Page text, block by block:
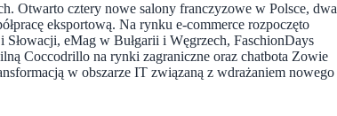
Otwarto cztery nowe salony franczyzowe w Polsce, dwa
eksportową. Na rynku e-commerce rozpoczęto
eMag w Bułgarii i Węgrzech, FaschionDays
Coccodrillo na rynki zagraniczne oraz chatbota Zowie
w obszarze IT związaną z wdrażaniem nowego